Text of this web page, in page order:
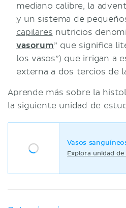
mediano calibre, la
y un sistema de
capilares nutricios
vasorum” que significa
los vasos”) que irrigan a
externa a dos tercios de
Aprende más sobre la
la siguiente unidad de
Vasos
Explora unidad de